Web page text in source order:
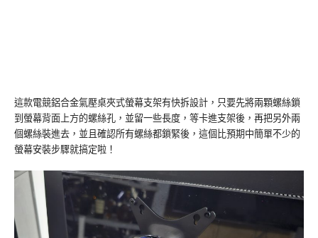
這款電競鋁合金氣壓桌夾式螢幕支架有快拆設計，只要先將兩顆螺絲鎖
到螢幕背面上方的螺絲孔，並留一些長度，等卡進支架後，再把另外兩
個螺絲裝進去，並且確認所有螺絲都鎖緊後，這個比預期中簡單不少的
螢幕安裝步驟就搞定啦！